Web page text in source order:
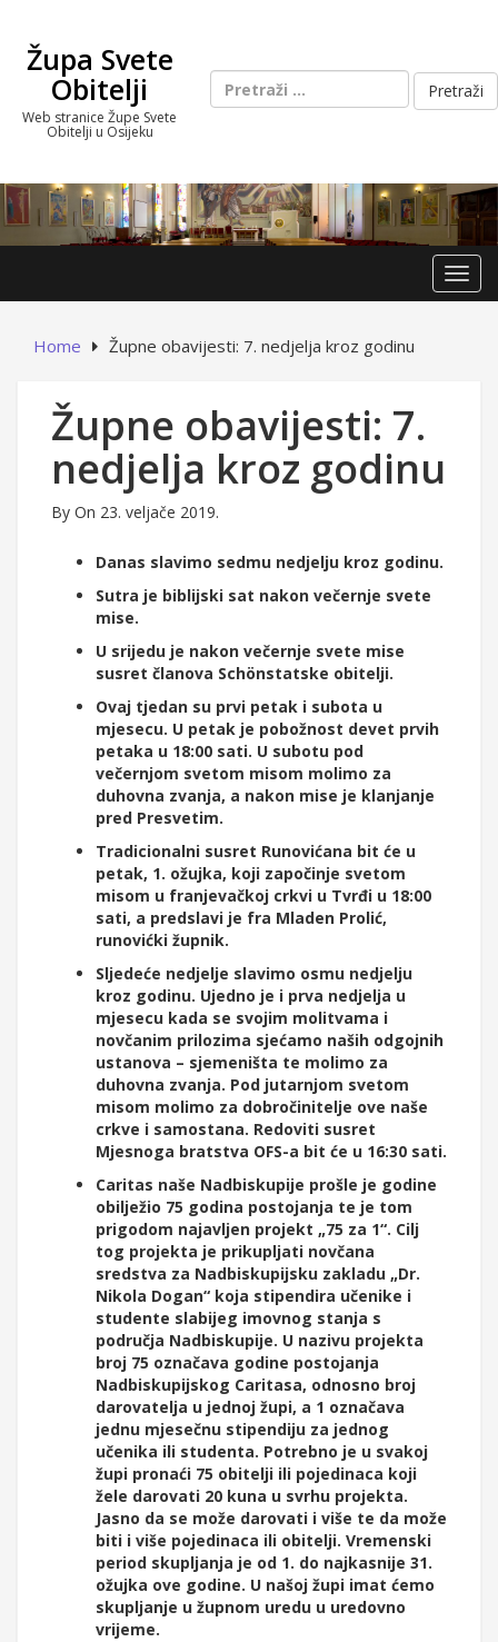
contentŽupa Svete
Obitelji
Web stranice Župe Svete
Obitelji u Osijeku
Pretraži:
Home Župne obavijesti: 7. nedjelja kroz godinu
Župne obavijesti: 7.
nedjelja kroz godinu
By On 23. veljače 2019.
Danas slavimo sedmu nedjelju kroz godinu.
Sutra je biblijski sat nakon večernje svete
mise.
U srijedu je nakon večernje svete mise
susret članova Schönstatske obitelji.
Ovaj tjedan su prvi petak i subota u
mjesecu. U petak je pobožnost devet prvih
petaka u 18:00 sati. U subotu pod
večernjom svetom misom molimo za
duhovna zvanja, a nakon mise je klanjanje
pred Presvetim.
Tradicionalni susret Runovićana bit će u
petak, 1. ožujka, koji započinje svetom
misom u franjevačkoj crkvi u Tvrđi u 18:00
sati, a predslavi je fra Mladen Prolić,
runovićki župnik.
Sljedeće nedjelje slavimo osmu nedjelju
kroz godinu. Ujedno je i prva nedjelja u
mjesecu kada se svojim molitvama i
novčanim prilozima sjećamo naših odgojnih
ustanova – sjemeništa te molimo za
duhovna zvanja. Pod jutarnjom svetom
misom molimo za dobročinitelje ove naše
crkve i samostana. Redoviti susret
Mjesnoga bratstva OFS-a bit će u 16:30 sati.
Caritas naše Nadbiskupije prošle je godine
obilježio 75 godina postojanja te je tom
prigodom najavljen projekt „75 za 1“. Cilj
tog projekta je prikupljati novčana
sredstva za Nadbiskupijsku zakladu „Dr.
Nikola Dogan“ koja stipendira učenike i
studente slabijeg imovnog stanja s
područja Nadbiskupije. U nazivu projekta
broj 75 označava godine postojanja
Nadbiskupijskog Caritasa, odnosno broj
darovatelja u jednoj župi, a 1 označava
jednu mjesečnu stipendiju za jednog
učenika ili studenta. Potrebno je u svakoj
župi pronaći 75 obitelji ili pojedinaca koji
žele darovati 20 kuna u svrhu projekta.
Jasno da se može darovati i više te da može
biti i više pojedinaca ili obitelji. Vremenski
period skupljanja je od 1. do najkasnije 31.
ožujka ove godine. U našoj župi imat ćemo
skupljanje u župnom uredu u uredovno
vrijeme.